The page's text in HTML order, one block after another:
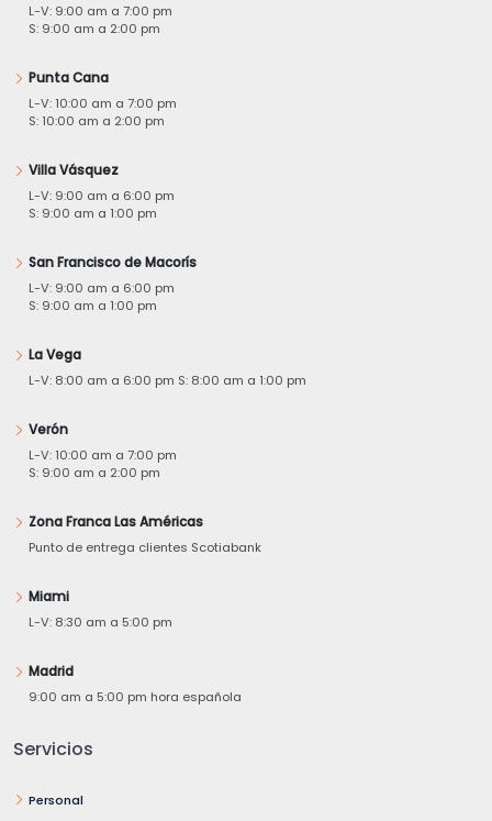
L-V: 9:00 am a 7:00 pm
S: 9:00 am a 2:00 pm
Punta Cana
L-V: 10:00 am a 7:00 pm
S: 10:00 am a 2:00 pm
Villa Vásquez
L-V: 9:00 am a 6:00 pm
S: 9:00 am a 1:00 pm
San Francisco de Macorís
L-V: 9:00 am a 6:00 pm
S: 9:00 am a 1:00 pm
La Vega
L-V: 8:00 am a 6:00 pm S: 8:00 am a 1:00 pm
Verón
L-V: 10:00 am a 7:00 pm
S: 9:00 am a 2:00 pm
Zona Franca Las Américas
Punto de entrega clientes Scotiabank
Miami
L-V: 8:30 am a 5:00 pm
Madrid
9:00 am a 5:00 pm hora española
Servicios
Personal